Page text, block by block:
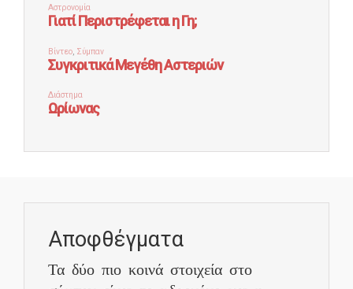
Αποφθέγματα
Τα δύο πιο κοινά στοιχεία στο